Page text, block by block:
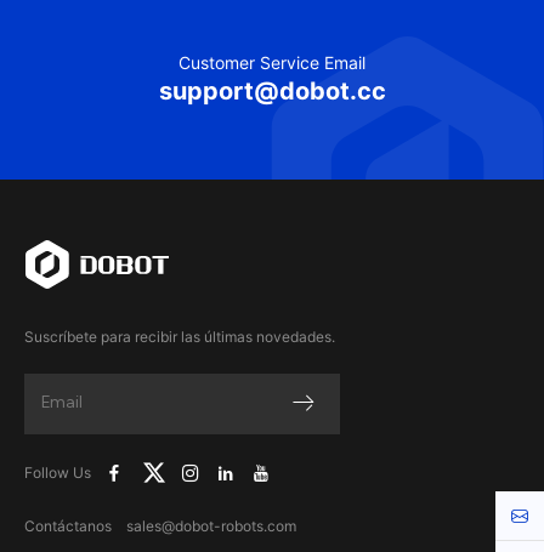
Customer Service Email
support@dobot.cc
Suscríbete para recibir las últimas novedades.
Follow Us
Contáctanos sales@dobot-robots.com